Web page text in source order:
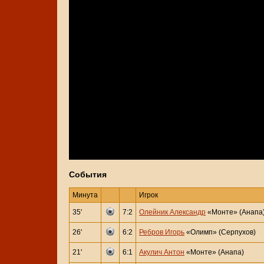
События
Минута Игрок
35' 7:2 Олейник Александр «Монте»
26' 6:2 Ребров Игорь «Олимп» (Серпухов)
21' 6:1 Акулич Антон «Монте» (Анапа)